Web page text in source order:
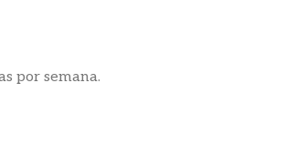
por semana.